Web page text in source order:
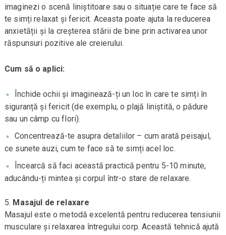
imaginezi o scenă liniștitoare sau o situație care te face să
te simți relaxat și fericit. Aceasta poate ajuta la reducerea
anxietății și la creșterea stării de bine prin activarea unor
răspunsuri pozitive ale creierului.
Cum să o aplici:
Închide ochii și imaginează-ți un loc în care te simți în
siguranță și fericit (de exemplu, o plajă liniștită, o pădure
sau un câmp cu flori).
Concentrează-te asupra detaliilor – cum arată peisajul,
ce sunete auzi, cum te face să te simți acel loc.
Încearcă să faci această practică pentru 5-10 minute,
aducându-ți mintea și corpul într-o stare de relaxare.
Masajul de relaxare
Masajul este o metodă excelentă pentru reducerea tensiunii
musculare și relaxarea întregului corp. Această tehnică ajută